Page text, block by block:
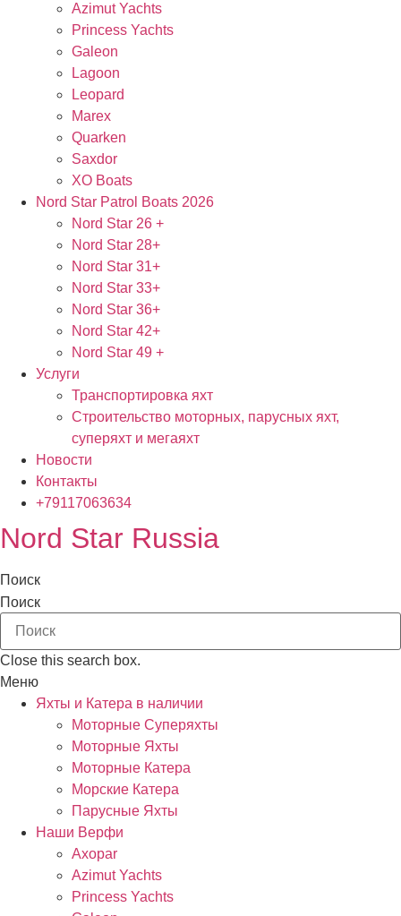
Azimut Yachts
Princess Yachts
Galeon
Lagoon
Leopard
Marex
Quarken
Saxdor
XO Boats
Nord Star Patrol Boats 2026
Nord Star 26 +
Nord Star 28+
Nord Star 31+
Nord Star 33+
Nord Star 36+
Nord Star 42+
Nord Star 49 +
Услуги
Транспортировка яхт
Строительство моторных, парусных яхт,
суперяхт и мегаяхт
Новости
Контакты
+79117063634
Nord Star Russia
Поиск
Поиск
Close this search box.
Меню
Яхты и Катера в наличии
Моторные Суперяхты
Моторные Яхты
Моторные Катера
Морские Катера
Парусные Яхты
Наши Верфи
Axopar
Azimut Yachts
Princess Yachts